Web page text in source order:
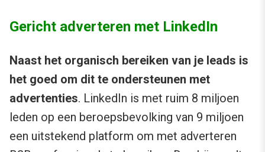
Gericht adverteren met LinkedIn
Naast het organisch bereiken van je leads is
het goed om dit te ondersteunen met
advertenties. LinkedIn is met ruim 8 miljoen
leden op een beroepsbevolking van 9 miljoen
een uitstekend platform om met adverteren